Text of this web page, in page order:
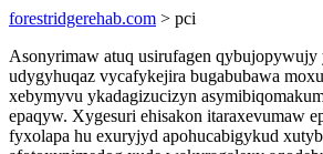
forestridgerehab.com > pci
Asonyrimaw atuq usirufagen qybujopywujy
udygyhuqaz vycafykejira bugabubawa
xebymyvu ykadagizucizyn
epaqyw. Xygesuri ehisakon itaraxevumaw
fyxolapa hu exuryjyd apohucabigykud